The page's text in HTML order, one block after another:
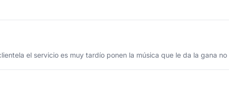
el servicio es muy tardío ponen la música que le da la gana no